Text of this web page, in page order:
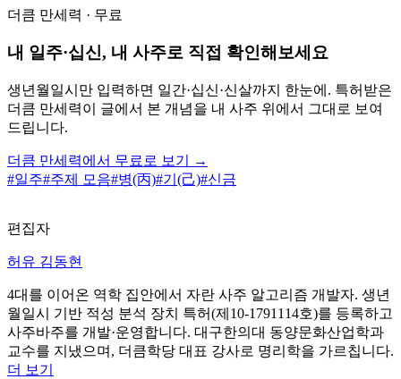
더큼 만세력 · 무료
내 일주·십신, 내 사주로 직접 확인해보세요
생년월일시만 입력하면 일간·십신·신살까지 한눈에. 특허받은
더큼 만세력이 글에서 본 개념을 내 사주 위에서 그대로 보여
드립니다.
더큼 만세력에서 무료로 보기 →
#일주#주제 모음#병(丙)#기(己)#신금
편집자
허유 김동현
4대를 이어온 역학 집안에서 자란 사주 알고리즘 개발자. 생년
월일시 기반 적성 분석 장치 특허(제10-1791114호)를 등록하고
사주바주를 개발·운영합니다. 대구한의대 동양문화산업학과
교수를 지냈으며, 더큼학당 대표 강사로 명리학을 가르칩니다.
더 보기